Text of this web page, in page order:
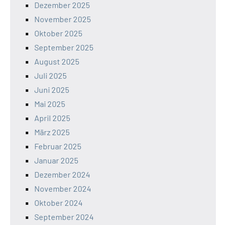
Dezember 2025
November 2025
Oktober 2025
September 2025
August 2025
Juli 2025
Juni 2025
Mai 2025
April 2025
März 2025
Februar 2025
Januar 2025
Dezember 2024
November 2024
Oktober 2024
September 2024